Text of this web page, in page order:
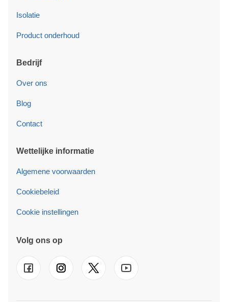
Isolatie
Product onderhoud
Bedrijf
Over ons
Blog
Contact
Wettelijke informatie
Algemene voorwaarden
Cookiebeleid
Cookie instellingen
Volg ons op